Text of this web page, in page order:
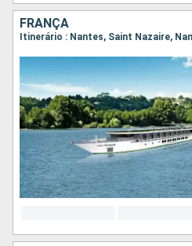
FRANÇA
Itinerário : Nantes, Saint Nazaire,